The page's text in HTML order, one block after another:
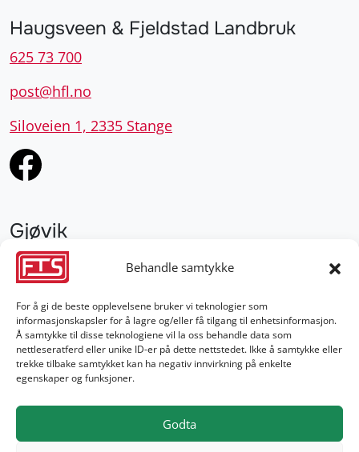
Behandle samtykke
For å gi de beste opplevelsene bruker vi teknologier som
informasjonskapsler for å lagre og/eller få tilgang til enhetsinformasjon.
Å samtykke til disse teknologiene vil la oss behandle data som
nettleseratferd eller unike ID-er på dette nettstedet. Ikke å samtykke eller
trekke tilbake samtykket kan ha negativ innvirkning på enkelte
egenskaper og funksjoner.
Godta
Haugsveen & Fjeldstad Landbruk
625 73 700
post@hfl.no
Siloveien 1, 2335 Stange
Gjøvik
952 28 000
Damvegen 4, 2827 Hunndalen